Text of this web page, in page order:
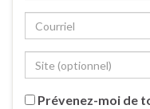
Prévenez-moi de